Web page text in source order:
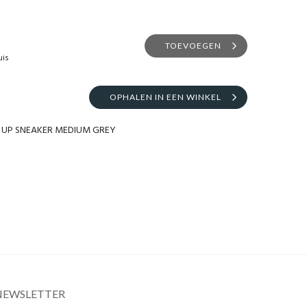
TOEVOEGEN
OPHALEN IN EEN WINKEL
SNEAKER MEDIUM GREY